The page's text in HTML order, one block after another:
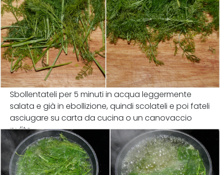
Sbollentateli per 5 minuti in acqua leggermente
salata e già in ebollizione, quindi scolateli e poi fateli
asciugare su carta da cucina o un canovaccio
pulito.